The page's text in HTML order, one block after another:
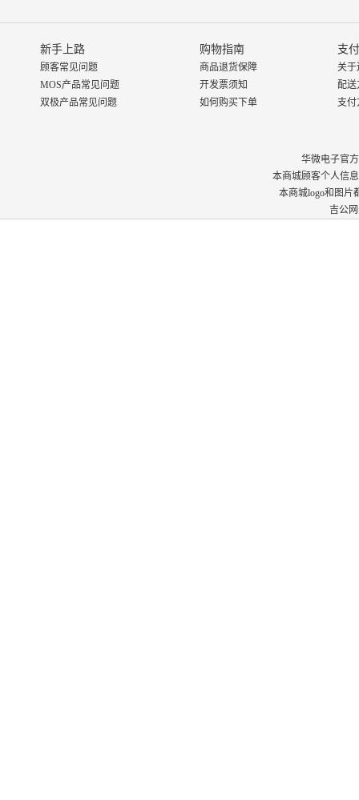
新手上路
顾客常见问题
MOS产品常见问题
双极产品常见问题
购物指南
商品退货保障
开发票须知
如何购买下单
支
关于
配送
支付
华微电子官
本商城顾客个人信
本商城logo和图片
吉公网